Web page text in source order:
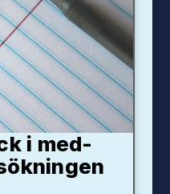
i med­­